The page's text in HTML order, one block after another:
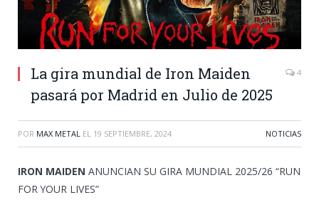
La gira mundial de Iron Maiden
pasará por Madrid en Julio de 2025
4
POR MAX METAL EL 19 SEPTIEMBRE, 2024 NOTICIAS
IRON MAIDEN ANUNCIAN SU GIRA MUNDIAL 2025/26 “RUN
FOR YOUR LIVES”